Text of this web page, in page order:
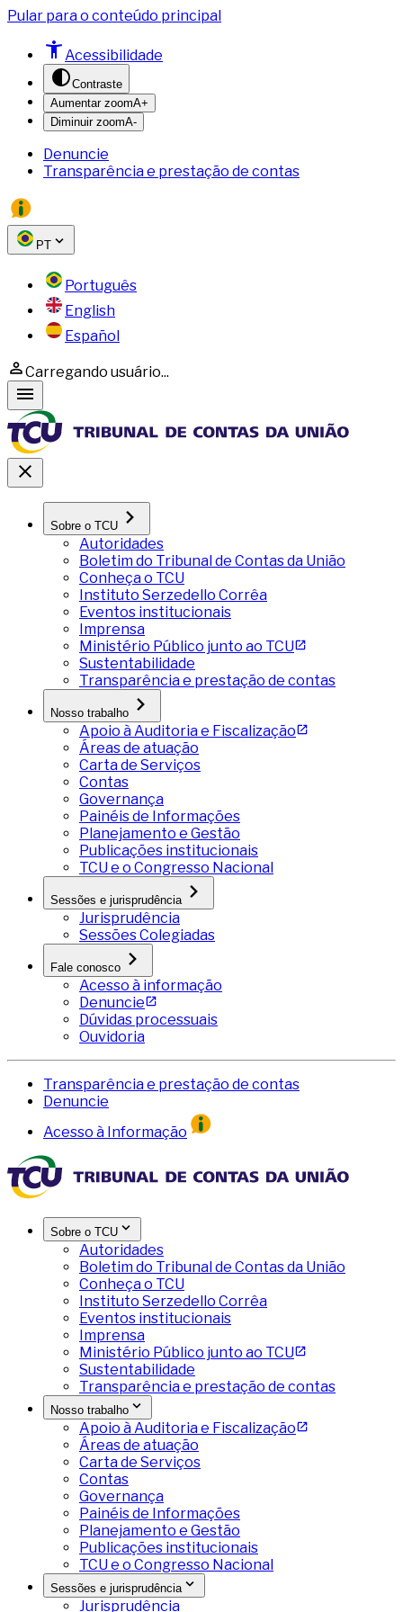
Pular para o conteúdo principal
Acessibilidade
Contraste
Aumentar zoomA+
Diminuir zoomA-
Denuncie
Transparência e prestação de contas
PT
Português
English
Español
Carregando usuário...
Sobre o TCU
Autoridades
Boletim do Tribunal de Contas da União
Conheça o TCU
Instituto Serzedello Corrêa
Eventos institucionais
Imprensa
Ministério Público junto ao TCU
Sustentabilidade
Transparência e prestação de contas
Nosso trabalho
Apoio à Auditoria e Fiscalização
Áreas de atuação
Carta de Serviços
Contas
Governança
Painéis de Informações
Planejamento e Gestão
Publicações institucionais
TCU e o Congresso Nacional
Sessões e jurisprudência
Jurisprudência
Sessões Colegiadas
Fale conosco
Acesso à informação
Denuncie
Dúvidas processuais
Ouvidoria
Transparência e prestação de contas
Denuncie
Acesso à Informação
Sobre o TCU
Autoridades
Boletim do Tribunal de Contas da União
Conheça o TCU
Instituto Serzedello Corrêa
Eventos institucionais
Imprensa
Ministério Público junto ao TCU
Sustentabilidade
Transparência e prestação de contas
Nosso trabalho
Apoio à Auditoria e Fiscalização
Áreas de atuação
Carta de Serviços
Contas
Governança
Painéis de Informações
Planejamento e Gestão
Publicações institucionais
TCU e o Congresso Nacional
Sessões e jurisprudência
Jurisprudência